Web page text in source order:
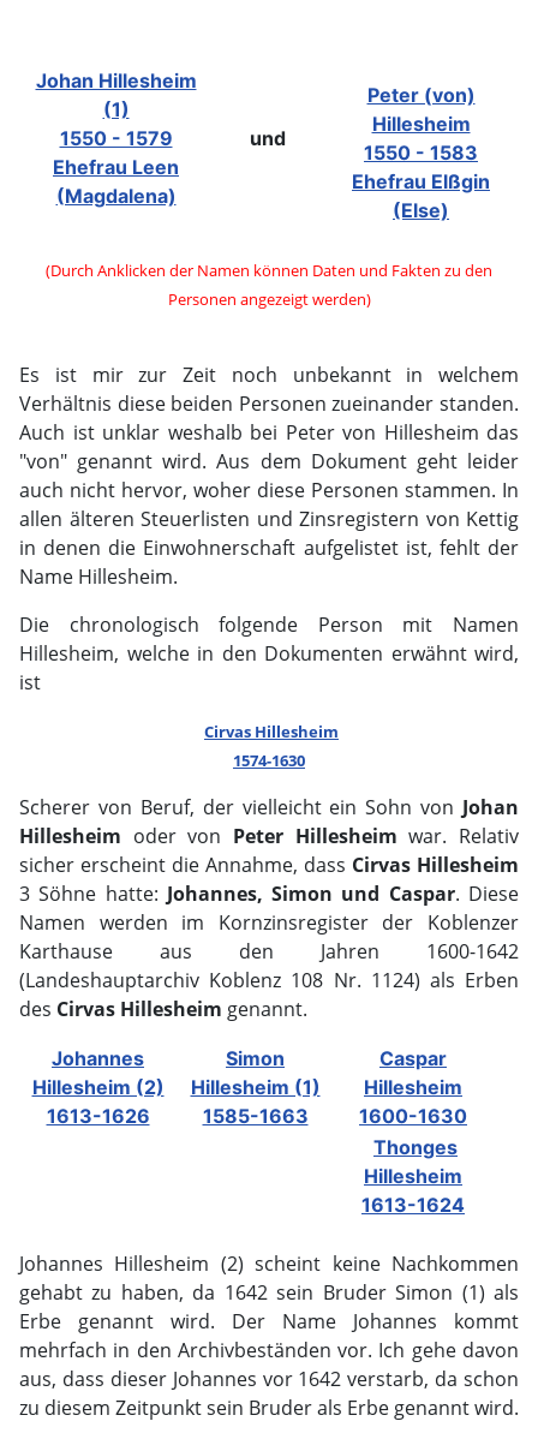
Johan Hillesheim
(1)
1550 - 1579
Ehefrau Leen
(Magdalena)
und
Peter (von)
Hillesheim
1550 - 1583
Ehefrau Elßgin
(Else)
(Durch Anklicken der Namen können Daten und Fakten zu den
Personen angezeigt werden)
Es ist mir zur Zeit noch unbekannt in welchem
Verhältnis diese beiden Personen zueinander standen.
Auch ist unklar weshalb bei Peter von Hillesheim das
"von" genannt wird. Aus dem Dokument geht leider
auch nicht hervor, woher diese Personen stammen. In
allen älteren Steuerlisten und Zinsregistern von Kettig
in denen die Einwohnerschaft aufgelistet ist, fehlt der
Name Hillesheim.
Die chronologisch folgende Person mit Namen
Hillesheim, welche in den Dokumenten erwähnt wird,
ist
Cirvas Hillesheim
1574-1630
Scherer von Beruf, der vielleicht ein Sohn von Johan
Hillesheim oder von Peter Hillesheim war. Relativ
sicher erscheint die Annahme, dass Cirvas Hillesheim
3 Söhne hatte: Johannes, Simon und Caspar. Diese
Namen werden im Kornzinsregister der Koblenzer
Karthause aus den Jahren 1600-1642
(Landeshauptarchiv Koblenz 108 Nr. 1124) als Erben
des Cirvas Hillesheim genannt.
Johannes
Hillesheim (2)
1613-1626
Simon
Hillesheim (1)
1585-1663
Caspar
Hillesheim
1600-1630
Thonges
Hillesheim
1613-1624
Johannes Hillesheim (2) scheint keine Nachkommen
gehabt zu haben, da 1642 sein Bruder Simon (1) als
Erbe genannt wird. Der Name Johannes kommt
mehrfach in den Archivbeständen vor. Ich gehe davon
aus, dass dieser Johannes vor 1642 verstarb, da schon
zu diesem Zeitpunkt sein Bruder als Erbe genannt wird.